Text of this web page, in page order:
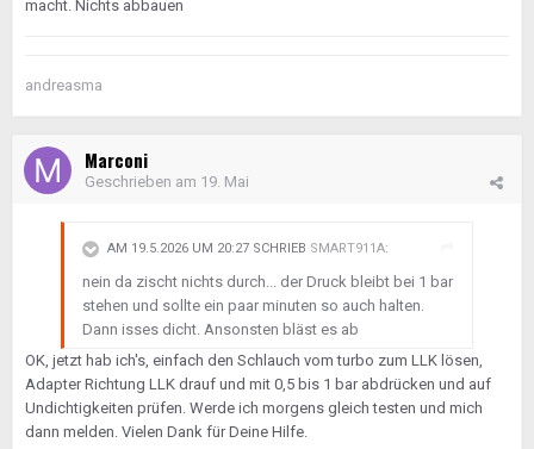
macht. Nichts abbauen
andreasma
Marconi
Geschrieben am 19. Mai
AM 19.5.2026 UM 20:27 SCHRIEB SMART911A:
nein da zischt nichts durch... der Druck bleibt bei 1 bar
stehen und sollte ein paar minuten so auch halten.
Dann isses dicht. Ansonsten bläst es ab
OK, jetzt hab ich's, einfach den Schlauch vom turbo zum LLK lösen,
Adapter Richtung LLK drauf und mit 0,5 bis 1 bar abdrücken und auf
Undichtigkeiten prüfen. Werde ich morgens gleich testen und mich
dann melden. Vielen Dank für Deine Hilfe.